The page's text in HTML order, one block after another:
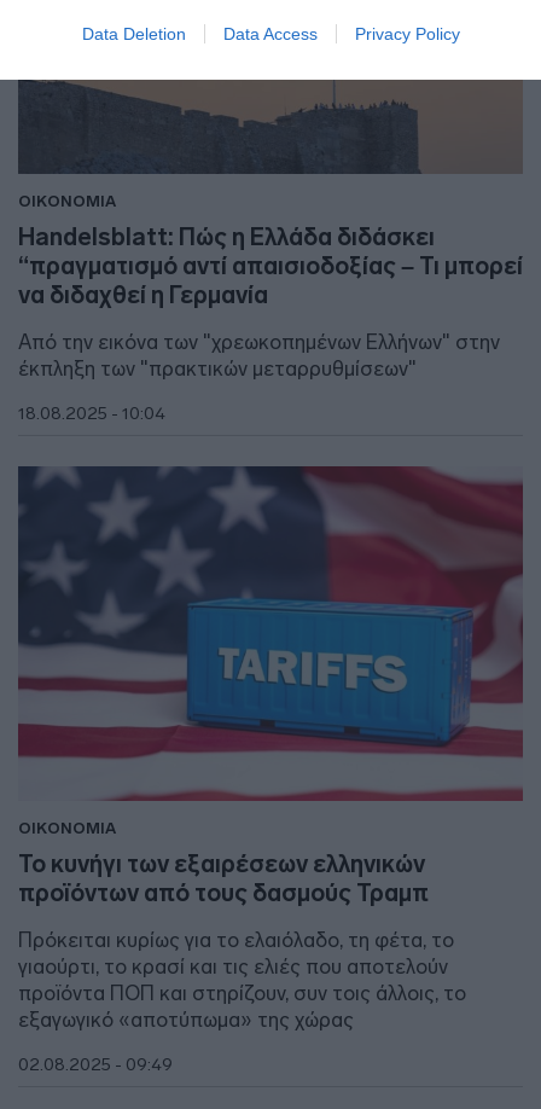
Data Deletion Data Access Privacy Policy
ΟΙΚΟΝΟΜΙΑ
Ηandelsblatt: Πώς η Ελλάδα διδάσκει
“πραγματισμό αντί απαισιοδοξίας – Τι μπορεί
να διδαχθεί η Γερμανία
Από την εικόνα των "χρεωκοπημένων Eλλήνων" στην
έκπληξη των "πρακτικών μεταρρυθμίσεων"
18.08.2025 - 10:04
ΟΙΚΟΝΟΜΙΑ
Το κυνήγι των εξαιρέσεων ελληνικών
προϊόντων από τους δασμούς Τραμπ
Πρόκειται κυρίως για το ελαιόλαδο, τη φέτα, το
γιαούρτι, το κρασί και τις ελιές που αποτελούν
προϊόντα ΠΟΠ και στηρίζουν, συν τοις άλλοις, το
εξαγωγικό «αποτύπωμα» της χώρας
02.08.2025 - 09:49